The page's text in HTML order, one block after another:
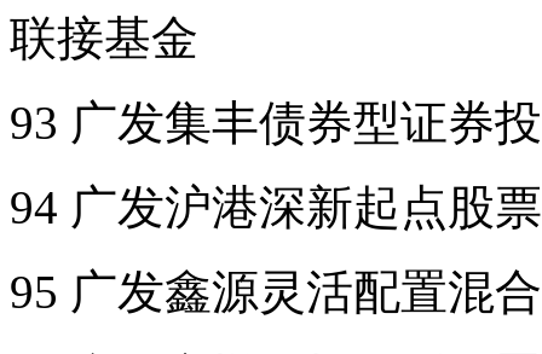
联接基金
93 广发集丰债券型证券
94 广发沪港深新起点股
95 广发鑫源灵活配置混